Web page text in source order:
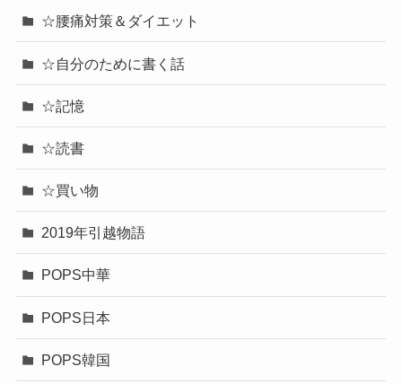
☆腰痛対策＆ダイエット
☆自分のために書く話
☆記憶
☆読書
☆買い物
2019年引越物語
POPS中華
POPS日本
POPS韓国